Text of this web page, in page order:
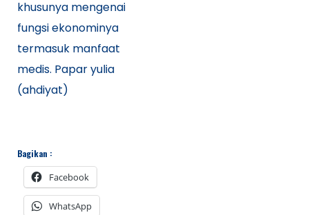
khusunya mengenai
fungsi ekonominya
termasuk manfaat
medis. Papar yulia
(ahdiyat)
Bagikan :
Facebook
WhatsApp